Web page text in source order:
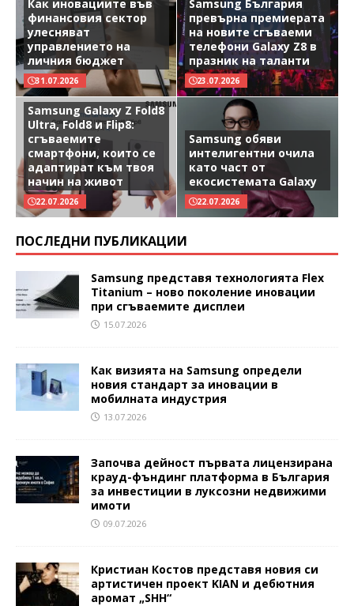
Как иновациите във
финансовия сектор
улесняват
управлението на
личния бюджет
31.07.2026
Samsung България
превърна премиерата
на новите сгъваеми
телефони Galaxy Z8 в
празник на таланти
23.07.2026
Samsung Galaxy Z Fold8
Ultra, Fold8 и Flip8:
сгъваемите
смартфони, които се
адаптират към твоя
начин на живот
22.07.2026
Samsung обяви
интелигентни очила
като част от
екосистемата Galaxy
22.07.2026
ПОСЛЕДНИ ПУБЛИКАЦИИ
Samsung представя технологията Flex
Titanium – ново поколение иновации
при сгъваемите дисплеи
15.07.2026
Как визията на Samsung определи
новия стандарт за иновации в
мобилната индустрия
13.07.2026
Започва дейност първата лицензирана
крауд-фъндинг платформа в България
за инвестиции в луксозни недвижими
имоти
09.07.2026
Кристиан Костов представя новия си
артистичен проект KIAN и дебютния
аромат „SHH“